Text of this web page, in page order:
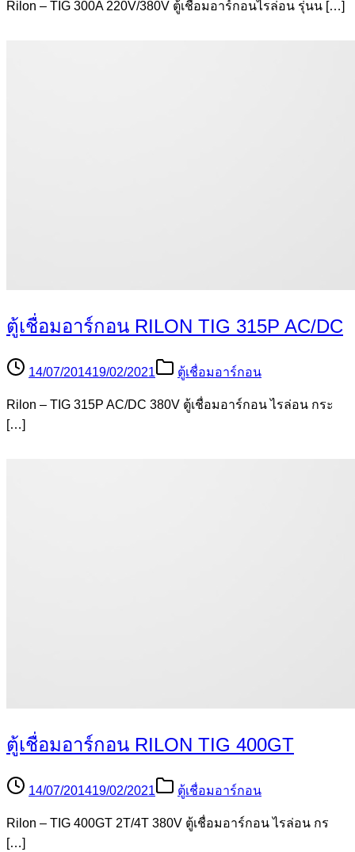
Rilon – TIG 300A 220V/380V ตู้เชื่อมอาร์กอนไรล่อน รุ่นน […]
ตู้เชื่อมอาร์กอน RILON TIG 315P AC/DC
14/07/201419/02/2021 ตู้เชื่อมอาร์กอน
Rilon – TIG 315P AC/DC 380V ตู้เชื่อมอาร์กอน ไรล่อน กระ
[…]
ตู้เชื่อมอาร์กอน RILON TIG 400GT
14/07/201419/02/2021 ตู้เชื่อมอาร์กอน
Rilon – TIG 400GT 2T/4T 380V ตู้เชื่อมอาร์กอน ไรล่อน กร
[…]